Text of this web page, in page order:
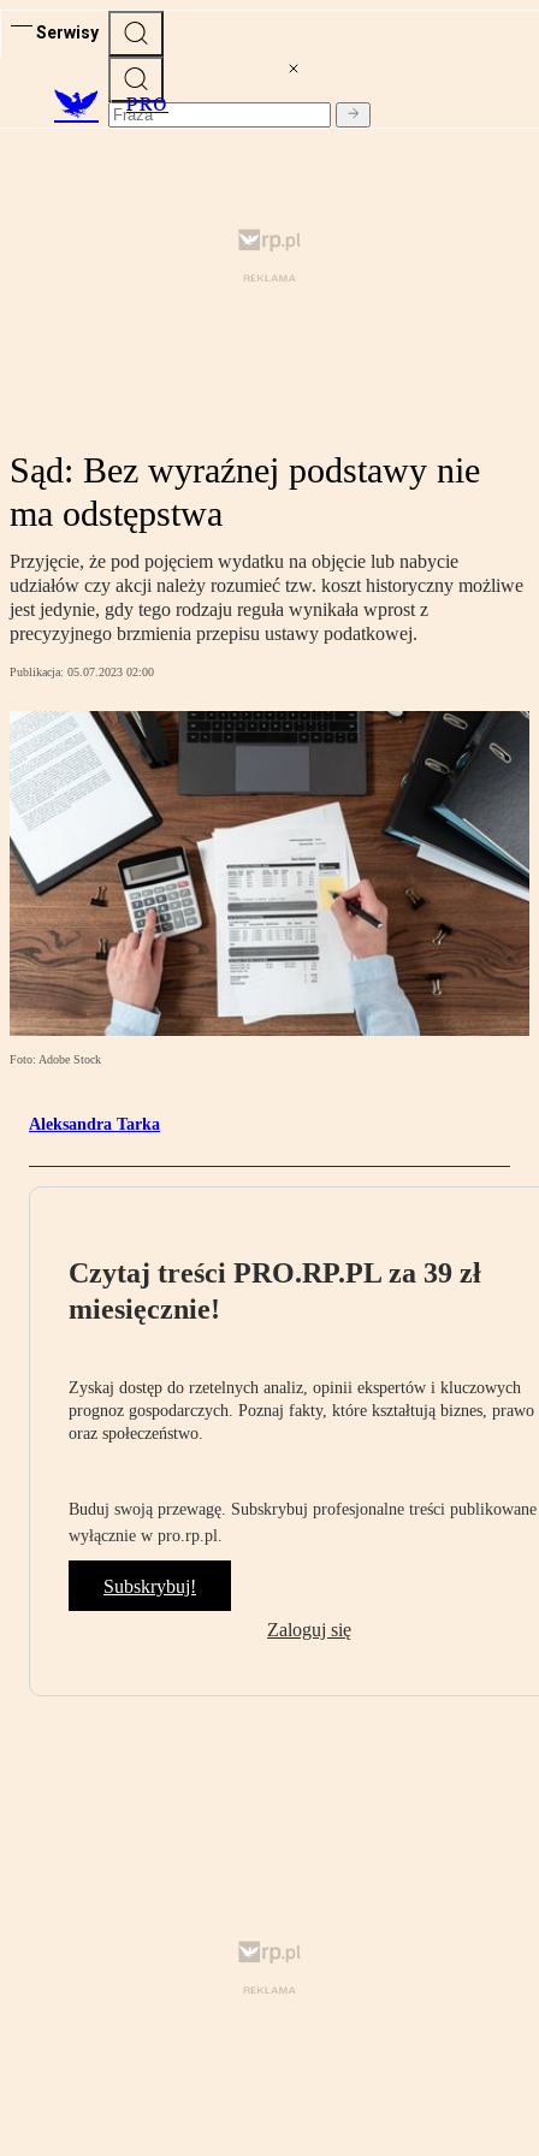
Serwisy
PRO
Sąd: Bez wyraźnej podstawy nie
ma odstępstwa
Przyjęcie, że pod pojęciem wydatku na objęcie lub nabycie
udziałów czy akcji należy rozumieć tzw. koszt historyczny możliwe
jest jedynie, gdy tego rodzaju reguła wynikała wprost z
precyzyjnego brzmienia przepisu ustawy podatkowej.
Publikacja: 05.07.2023 02:00
Foto: Adobe Stock
Aleksandra Tarka
Czytaj treści PRO.RP.PL za 39 zł
miesięcznie!
Zyskaj dostęp do rzetelnych analiz, opinii ekspertów i kluczowych
prognoz gospodarczych. Poznaj fakty, które kształtują biznes, prawo
oraz społeczeństwo.
Buduj swoją przewagę. Subskrybuj profesjonalne treści publikowane
wyłącznie w pro.rp.pl.
Subskrybuj!
Zaloguj się